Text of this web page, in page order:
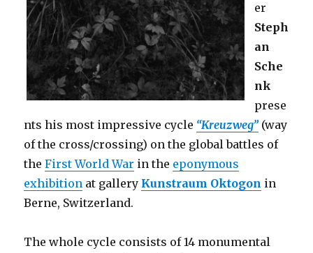
er
Steph
an
Sche
nk
prese
nts his most impressive cycle “Kreuzweg” (way
of the cross/crossing) on the global battles of
theFirst World War in the eponymous
exhibition at gallery Kunstraum Oktogon in
Berne, Switzerland.
The whole cycle consists of 14 monumental